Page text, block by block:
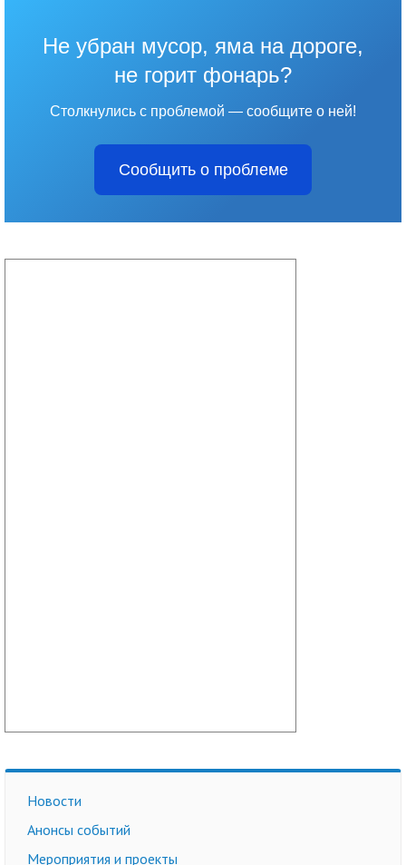
Не убран мусор, яма на дороге,
не горит фонарь?
Столкнулись с проблемой — сообщите о ней!
Сообщить о проблеме
Новости
Анонсы событий
Мероприятия и проекты